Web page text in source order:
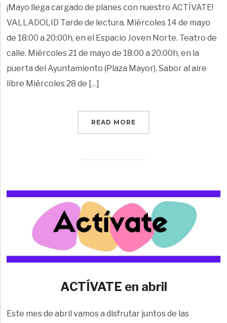
¡Mayo llega cargado de planes con nuestro ACTÍVATE!
VALLADOLID Tarde de lectura. Miércoles 14 de mayo
de 18:00 a 20:00h, en el Espacio Joven Norte. Teatro de
calle. Miércoles 21 de mayo de 18:00 a 20:00h, en la
puerta del Ayuntamiento (Plaza Mayor). Sabor al aire
libre Miércoles 28 de […]
READ MORE
ACTÍVATE en abril
Este mes de abril vamos a disfrutar juntos de las